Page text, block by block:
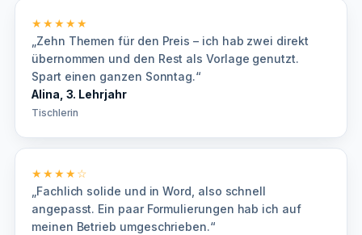
★★★★★
„Zehn Themen für den Preis – ich hab zwei direkt
übernommen und den Rest als Vorlage genutzt.
Spart einen ganzen Sonntag.“
Alina, 3. Lehrjahr
Tischlerin
★★★★☆
„Fachlich solide und in Word, also schnell
angepasst. Ein paar Formulierungen hab ich auf
meinen Betrieb umgeschrieben.“